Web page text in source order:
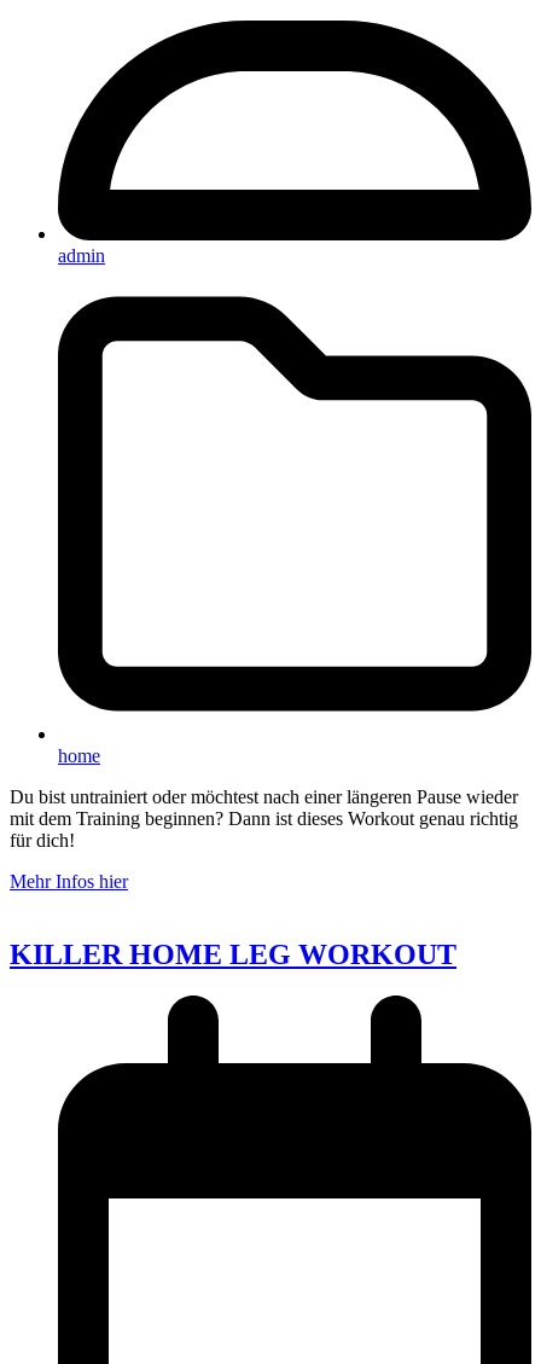
admin
home
Du bist untrainiert oder möchtest nach einer längeren Pause wieder
mit dem Training beginnen? Dann ist dieses Workout genau richtig
für dich!
Mehr Infos hier
KILLER HOME LEG WORKOUT